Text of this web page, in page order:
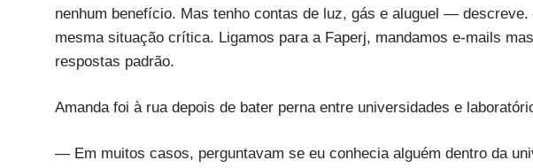
nenhum benefício. Mas tenho contas de luz, gás e aluguel —
mesma situação crítica. Ligamos para a Faperj, mandamos e-mails
respostas padrão.
Amanda foi à rua depois de bater perna entre universidades e
— Em muitos casos, perguntavam se eu conhecia alguém dentro da